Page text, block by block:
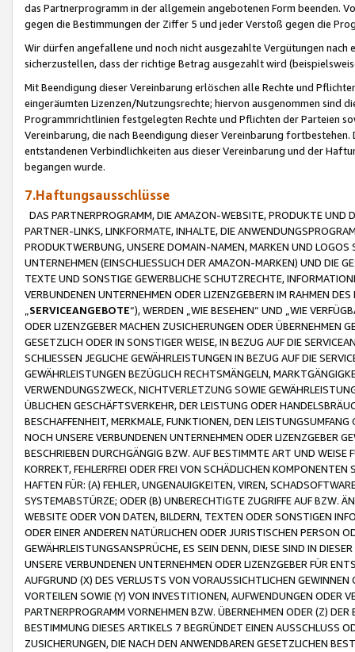
das Partnerprogramm in der allgemein angebotenen Form beenden.
gegen die Bestimmungen der Ziffer 5 und jeder Verstoß gegen die
Wir dürfen angefallene und noch nicht ausgezahlte Vergütungen
sicherzustellen, dass der richtige Betrag ausgezahlt wird
Mit Beendigung dieser Vereinbarung erlöschen alle Rechte und
eingeräumten Lizenzen/Nutzungsrechte; hiervon ausgenommen sind
Programmrichtlinien festgelegten Rechte und Pflichten der Parteien
Vereinbarung, die nach Beendigung dieser Vereinbarung
entstandenen Verbindlichkeiten aus dieser Vereinbarung und der
begangen wurde.
7.Haftungsausschlüsse
DAS PARTNERPROGRAMM, DIE AMAZON-WEBSITE, PRODUKTE UND
PARTNER-LINKS, LINKFORMATE, INHALTE, DIE
PRODUKTWERBUNG, UNSERE DOMAIN-NAMEN, MARKEN UND
UNTERNEHMEN (EINSCHLIESSLICH DER AMAZON-MARKEN) UND DIE
TEXTE UND SONSTIGE GEWERBLICHE SCHUTZRECHTE,
VERBUNDENEN UNTERNEHMEN ODER LIZENZGEBERN IM RAHMEN
SERVICEANGEBOTE“), WERDEN „WIE BESEHEN“ UND „WIE
ODER LIZENZGEBER MACHEN ZUSICHERUNGEN ODER ÜBERNEHMEN
GESETZLICH ODER IN SONSTIGER WEISE, IN BEZUG AUF DIE
SCHLIESSEN JEGLICHE GEWÄHRLEISTUNGEN IN BEZUG AUF DIE
GEWÄHRLEISTUNGEN BEZÜGLICH RECHTSMÄNGELN,
VERWENDUNGSZWECK, NICHTVERLETZUNG SOWIE
ÜBLICHEN GESCHÄFTSVERKEHR, DER LEISTUNG ODER
BESCHAFFENHEIT, MERKMALE, FUNKTIONEN, DEN
NOCH UNSERE VERBUNDENEN UNTERNEHMEN ODER LIZENZGEBER
BESCHRIEBEN DURCHGÄNGIG BZW. AUF BESTIMMTE ART UND
KORREKT, FEHLERFREI ODER FREI VON SCHÄDLICHEN
HAFTEN FÜR: (A) FEHLER, UNGENAUIGKEITEN, VIREN,
SYSTEMABSTÜRZE; ODER (B) UNBERECHTIGTE ZUGRIFFE AUF BZW.
WEBSITE ODER VON DATEN, BILDERN, TEXTEN ODER SONSTIGEN
ODER EINER ANDEREN NATÜRLICHEN ODER JURISTISCHEN PERSON
GEWÄHRLEISTUNGSANSPRÜCHE, ES SEIN DENN, DIESE SIND IN
UNSERE VERBUNDENEN UNTERNEHMEN ODER LIZENZGEBER FÜR
AUFGRUND (X) DES VERLUSTS VON VORAUSSICHTLICHEN
VORTEILEN SOWIE (Y) VON INVESTITIONEN, AUFWENDUNGEN ODER
PARTNERPROGRAMM VORNEHMEN BZW. ÜBERNEHMEN ODER (Z)
BESTIMMUNG DIESES ARTIKELS 7 BEGRÜNDET EINEN AUSSCHLUSS
ZUSICHERUNGEN, DIE NACH DEN ANWENDBAREN GESETZLICHEN